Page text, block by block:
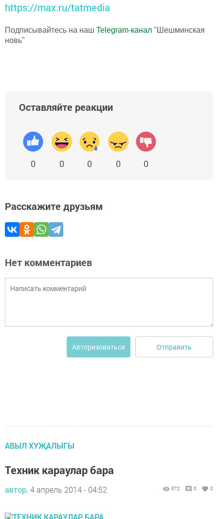
https://max.ru/tatmedia
Подписывайтесь на наш Telegram-канал "Шешминская
новь"
Оставляйте реакции
0 0 0 0 0
Расскажите друзьям
Нет комментариев
Авторизоваться Отправить
АВЫЛ ХУҖАЛЫГЫ
Техник караулар бара
автор, 4 апрель 2014 - 04:52 672 0 0